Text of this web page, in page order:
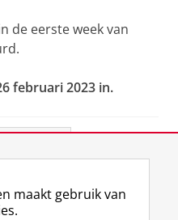
de eerste week van
februari 2023 in.
maakt gebruik van